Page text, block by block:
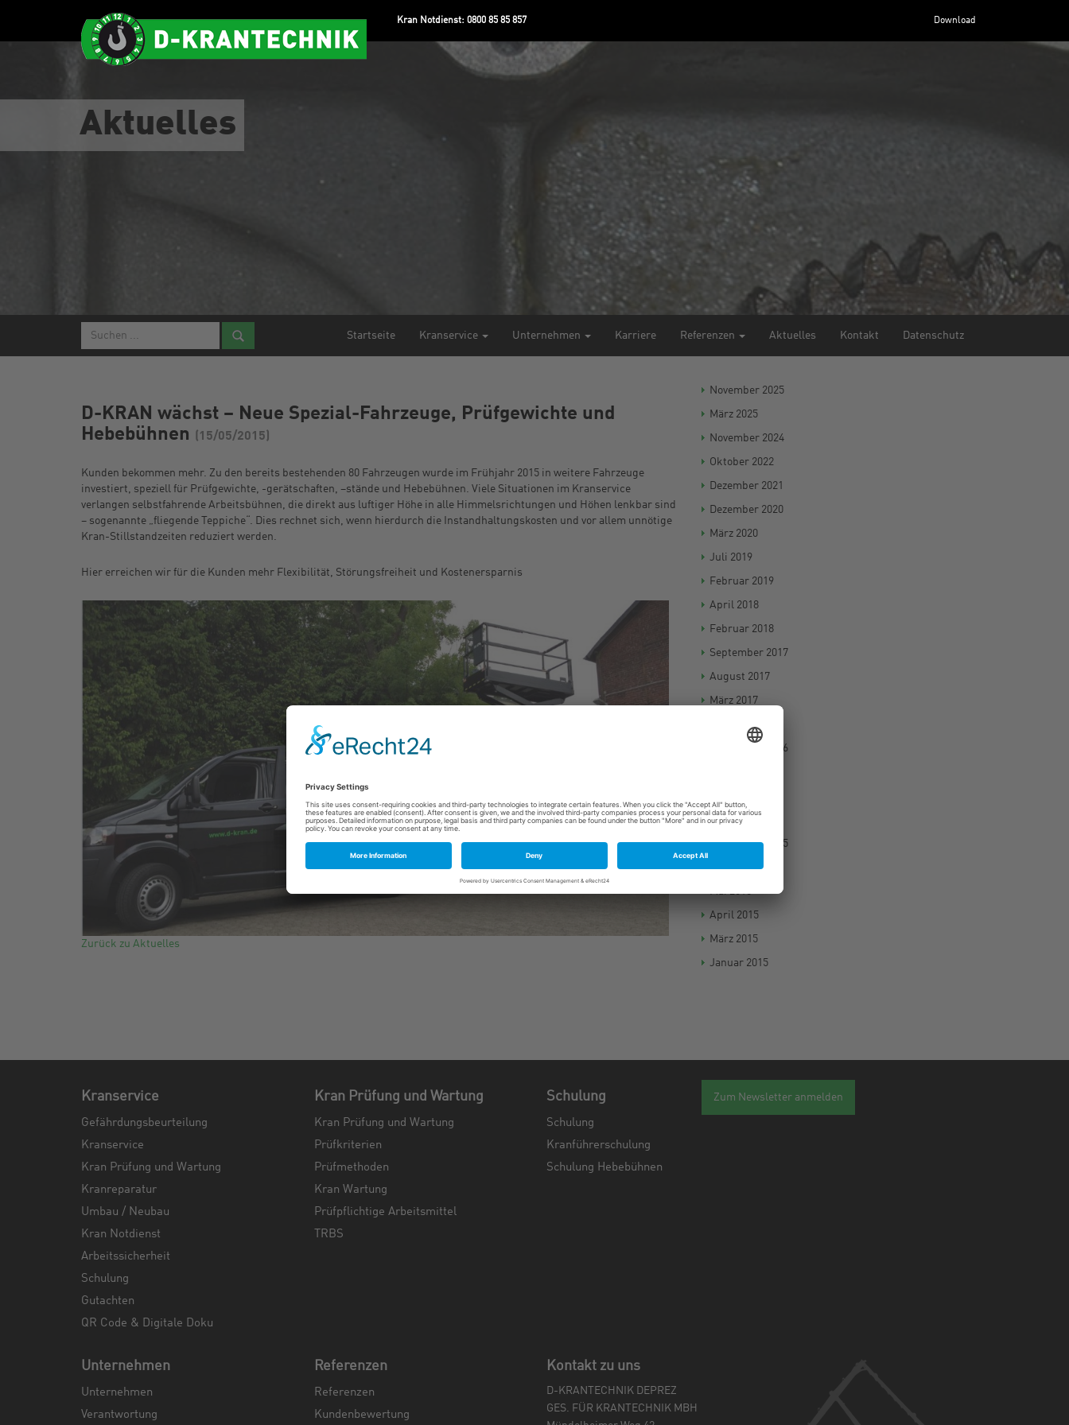
Kran Notdienst: 0800 85 85 857 Download
Aktuelles
Startseite Kranservice Unternehmen Karriere Referenzen Aktuelles Kontakt Datenschutz
D-KRAN wächst – Neue Spezial-Fahrzeuge, Prüfgewichte und
Hebebühnen
(15/05/2015)
Kunden bekommen mehr. Zu den bereits bestehenden 80 Fahrzeugen wurde im Frühjahr 2015 in weitere Fahrzeuge
investiert, speziell für Prüfgewichte, -gerätschaften, –stände und Hebebühnen. Viele Situationen im Kranservice
verlangen selbstfahrende Arbeitsbühnen, die direkt aus luftiger Höhe in alle Himmelsrichtungen und Höhen lenkbar sind
– sogenannte „fliegende Teppiche“. Dies rechnet sich, wenn hierdurch die Instandhaltungskosten und vor allem unnötige
Kran-Stillstandzeiten reduziert werden.
Hier erreichen wir für die Kunden mehr Flexibilität, Störungsfreiheit und Kostenersparnis
Zurück zu Aktuelles
November 2025
März 2025
November 2024
Oktober 2022
Dezember 2021
Dezember 2020
März 2020
Juli 2019
Februar 2019
April 2018
Februar 2018
September 2017
August 2017
März 2017
Februar 2017
September 2016
Juni 2016
September 2015
Juni 2015
Mai 2015
April 2015
März 2015
Januar 2015
Kranservice
Gefährdungsbeurteilung
Kranservice
Kran Prüfung und Wartung
Kranreparatur
Umbau / Neubau
Kran Notdienst
Arbeitssicherheit
Schulung
Gutachten
QR Code & Digitale Doku
Kran Prüfung und Wartung
Kran Prüfung und Wartung
Prüfkriterien
Prüfmethoden
Kran Wartung
Prüfpflichtige Arbeitsmittel
TRBS
Schulung
Schulung
Kranführerschulung
Schulung Hebebühnen
Zum Newsletter anmelden
Unternehmen
Unternehmen
Verantwortung
Referenzen
Referenzen
Kundenbewertung
Kontakt zu uns
D-KRANTECHNIK DEPREZ
GES. FÜR KRANTECHNIK MBH